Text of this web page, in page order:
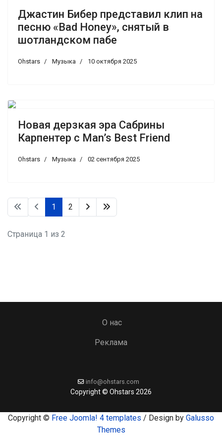
Джастин Бибер представил клип на
песню «Bad Honey», снятый в
шотландском пабе
Ohstars Музыка 10 октября 2025
Новая дерзкая эра Сабрины
Карпентер с Man’s Best Friend
Ohstars Музыка 02 сентября 2025
1 2
Страница 1 из 2
О нас
Реклама
info@ohstars.com
Copyright © Ohstars 2026
Copyright © Free Joomla! 4 templates / Design by Galusso
Themes